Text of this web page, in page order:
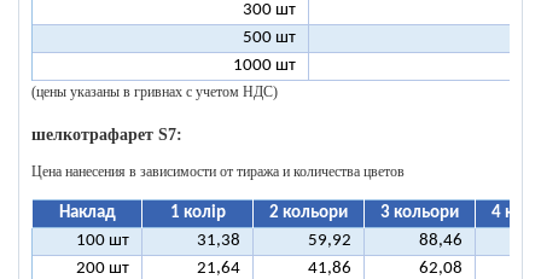
300 шт
500 шт
1000 шт
(цены указаны в гривнах с учетом НДС)
шелкотрафарет S7:
Цена нанесения в зависимости от тиража и количества цветов
Наклад 1 колір 2 кольори 3 кольори
4
100 шт
31,38 59,92 88,46
200 шт
21,64 41,86 62,08